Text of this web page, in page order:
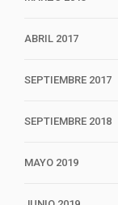
ABRIL 2017
SEPTIEMBRE 2017
SEPTIEMBRE 2018
MAYO 2019